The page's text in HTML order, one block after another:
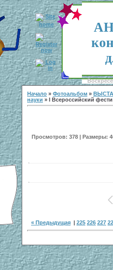
Начало » Фотоальбом »
науки » I Всероссийский
Просмотров: 378 | Размеры:
« Предыдущая | 225 226 227